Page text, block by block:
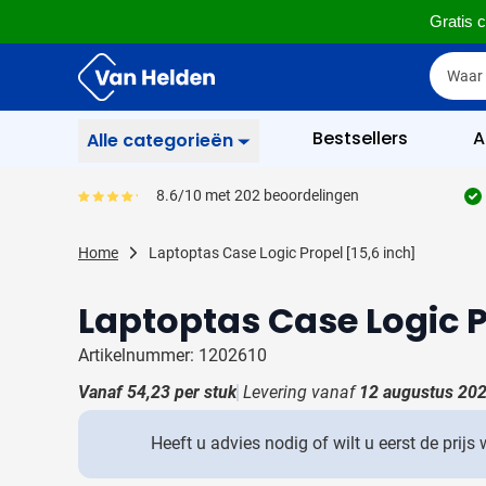
Gratis
Ga naar de inhoud Zoek
Zoek
Alle categorieën
Schrijfgerief
Toon submenu voor
Toon submenu voor
Weggevertjes
Toon submenu voor
Multimedia
Toon submenu voor
Tassen
Gereedschap & Veiligheid
Toon submenu voor
Bestsellers
Gemiddeld reviewpercentage is 86
8.6/10 met 202 beoordelingen
Home Laptoptas Case Logic Propel [15,6 inch]
Laptoptas Case Logic
Artikelnummer: 1202610
Vanaf54,23 per stuk Levering vanaf 12 augustus
Heeft u advies nodig of wilt u eerst de prijs